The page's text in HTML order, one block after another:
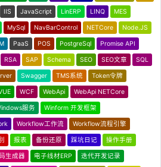
IIS JavaScript LinERP LINQ MES
MySql NavBarControl NETCore Node.JS
PaaS POS PostgreSql Promise API
RSA SAP Schema SEO SEO文章 SQL
Swagger TMS系统 Token令牌
WCF WebApi WebApi NETCore
服务 Winform 开发框架
Workflow工作流 Workflow流程引擎
报表 备份还原 踩坑日记 操作手册
生成器 电子线材ERP 迭代开发记录